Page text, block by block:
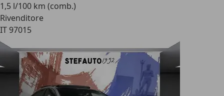
1,5 l/100 km (comb.)
Rivenditore
IT 97015